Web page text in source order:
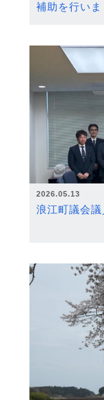
補助を行いま
2026.05.13
浪江町議会